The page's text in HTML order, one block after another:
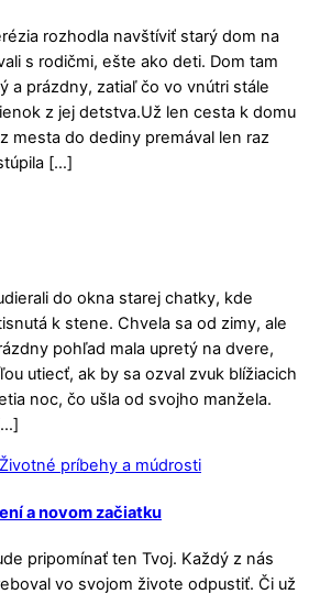
rozhodla navštíviť starý dom na
s rodičmi, ešte ako deti. Dom tam
a prázdny, zatiaľ čo vo vnútri stále
z jej detstva.Už len cesta k domu
mesta do dediny premával len raz
[…]
do okna starej chatky, kde
k stene. Chvela sa od zimy, ale
pohľad mala upretý na dvere,
utiecť, ak by sa ozval zvuk blížiacich
noc, čo ušla od svojho manžela.
Životné príbehy a múdrosti
a novom začiatku
pripomínať ten Tvoj. Každý z nás
vo svojom živote odpustiť. Či už